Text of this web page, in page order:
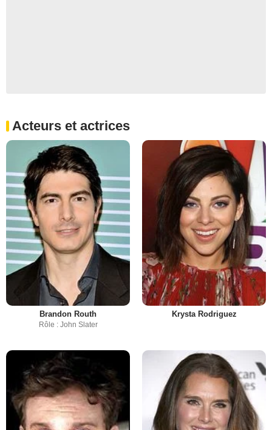
Acteurs et actrices
Brandon Routh
Rôle : John Slater
Krysta Rodriguez